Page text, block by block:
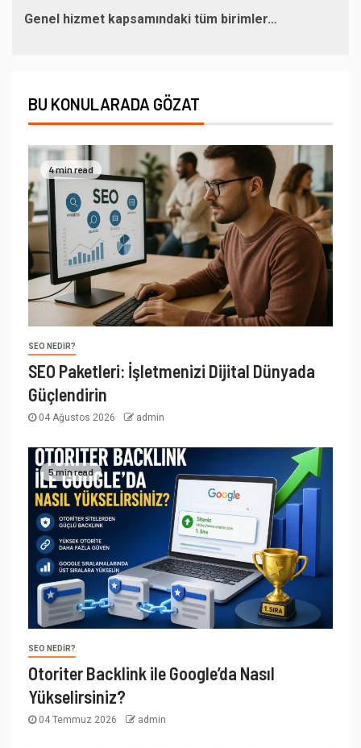
Genel hizmet kapsamındaki tüm birimler…
BU KONULARADA GÖZAT
4 min read
SEO NEDIR?
SEO Paketleri: İşletmenizi Dijital Dünyada
Güçlendirin
04 Ağustos 2026 admin
5 min read
SEO NEDIR?
Otoriter Backlink ile Google’da Nasıl
Yükselirsiniz?
04 Temmuz 2026 admin